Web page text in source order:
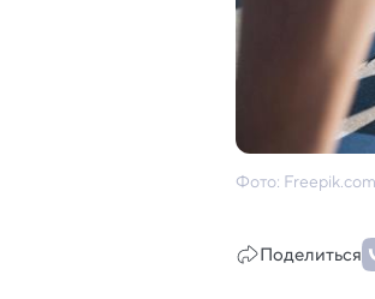
Фото: Freepik.com
Поделиться